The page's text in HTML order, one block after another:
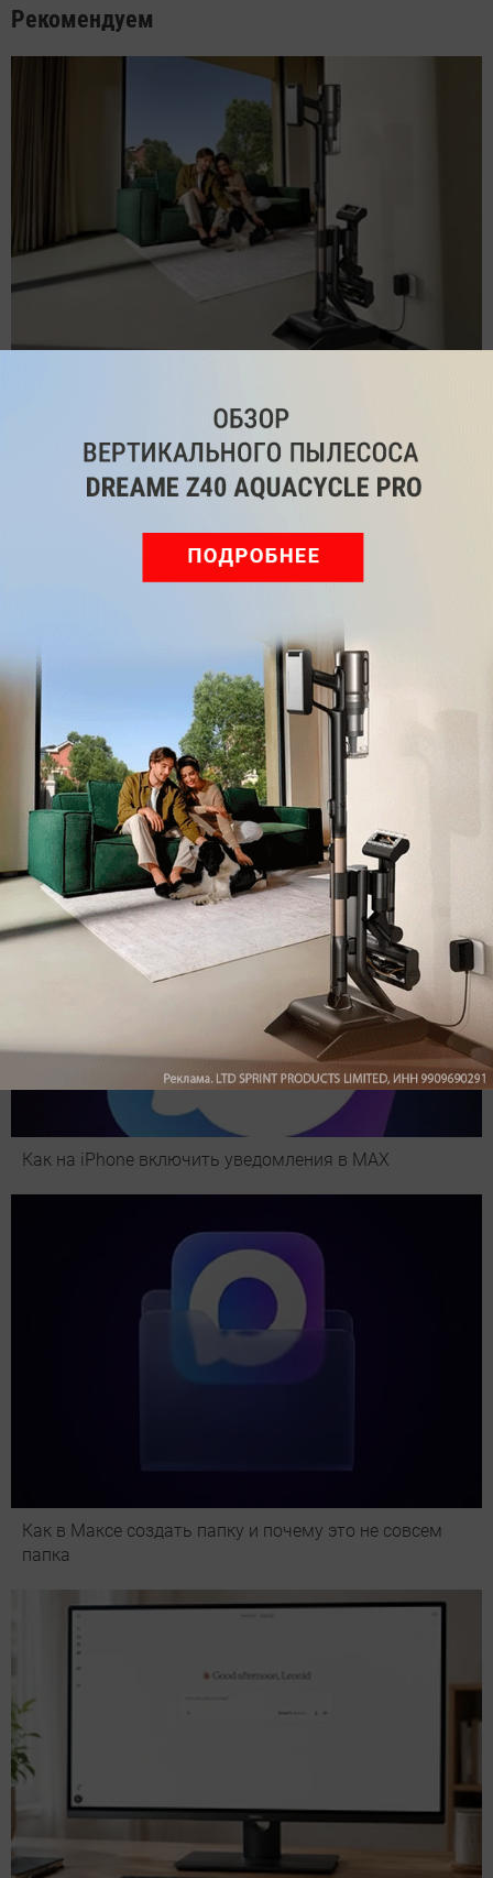
Рекомендуем
Pro: гибкий подход к уборке
Подпишись на наш канал в мессенджере МАХ
Как на iPhone включить уведомления в MAX
Как в Максе создать папку и почему это не совсем
папка